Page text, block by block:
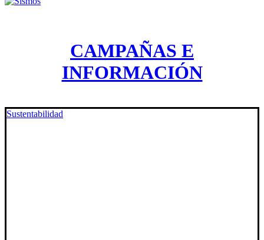
CAMPAÑAS E
INFORMACIÓN
Sustentabilidad